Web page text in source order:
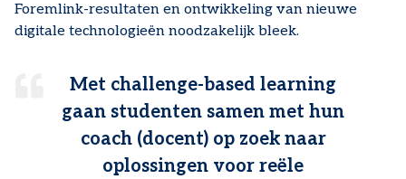
Foremlink-resultaten en ontwikkeling van nieuwe
digitale technologieën noodzakelijk bleek.
Met challenge-based learning
gaan studenten samen met hun
coach (docent) op zoek naar
oplossingen voor reële